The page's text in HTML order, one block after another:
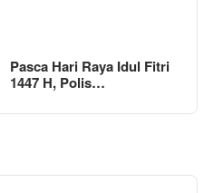
Pasca Hari Raya Idul Fitri
1447 H, Polis…